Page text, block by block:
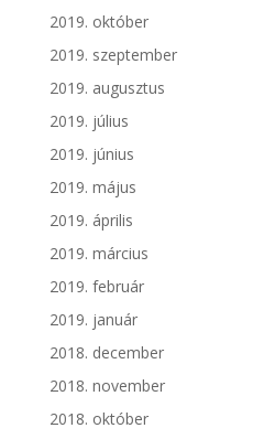
2019. október
2019. szeptember
2019. augusztus
2019. július
2019. június
2019. május
2019. április
2019. március
2019. február
2019. január
2018. december
2018. november
2018. október